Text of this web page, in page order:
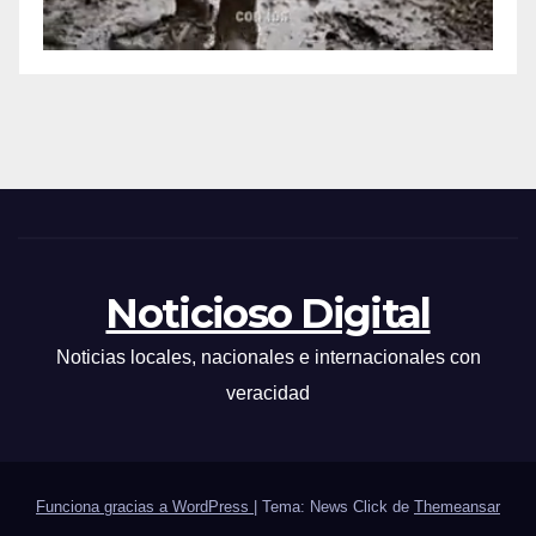
Noticioso Digital
Noticias locales, nacionales e internacionales con
veracidad
Funciona gracias a WordPress Tema: News Click de Themeansar